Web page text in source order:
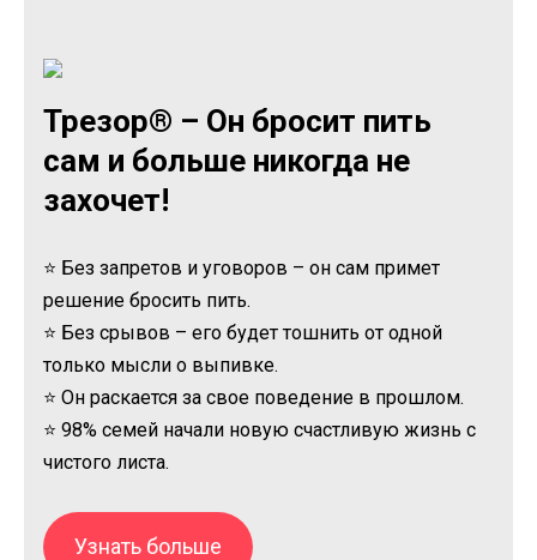
Трезор® – Он бросит пить
сам и больше никогда не
захочет!
⭐ Без запретов и уговоров – он сам примет
решение бросить пить.
⭐ Без срывов – его будет тошнить от одной
только мысли о выпивке.
⭐ Он раскается за свое поведение в прошлом.
⭐ 98% семей начали новую счастливую жизнь с
чистого листа.
Узнать больше